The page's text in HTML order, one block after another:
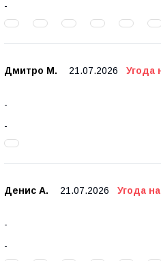
Дмитро М. 21.07.2026 Угода
Денис А. 21.07.2026 Угода